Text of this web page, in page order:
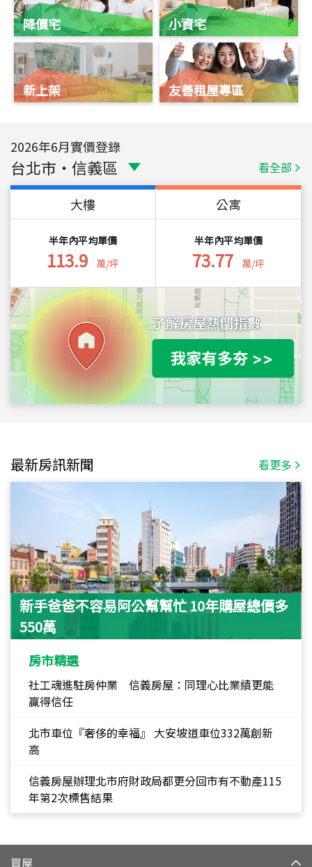
降價宅
新上架
小資宅
友善租屋專區
2026年6月實價登錄
台北市 ・ 信義區 看全部
大樓
半年內平均單價
113.9 萬/坪
公寓
半年內平均單價
73.77 萬/坪
最新房訊新聞 看更多
新手爸爸不容易阿公幫幫忙 10年購屋總價多
550萬
房市精選
社工魂進駐房仲業 信義房屋：同理心比業績更能
贏得信任
北市車位『奢侈的幸福』 大安坡道車位332萬創新
高
信義房屋辦理北市府財政局都更分回市有不動產115
年第2次標售結果
買屋